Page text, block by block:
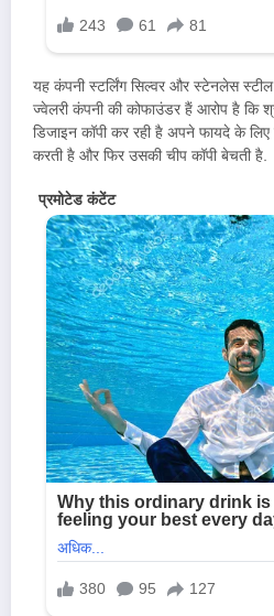
यह कंपनी स्टर्लिंग सिल्वर और स्टेनलेस
ज्वेलरी कंपनी की कोफाउंडर हैं आरोप है कि
डिजाइन कॉपी कर रही है अपने फायदे के लिए
करती है और फिर उसकी चीप कॉपी बेचती है.